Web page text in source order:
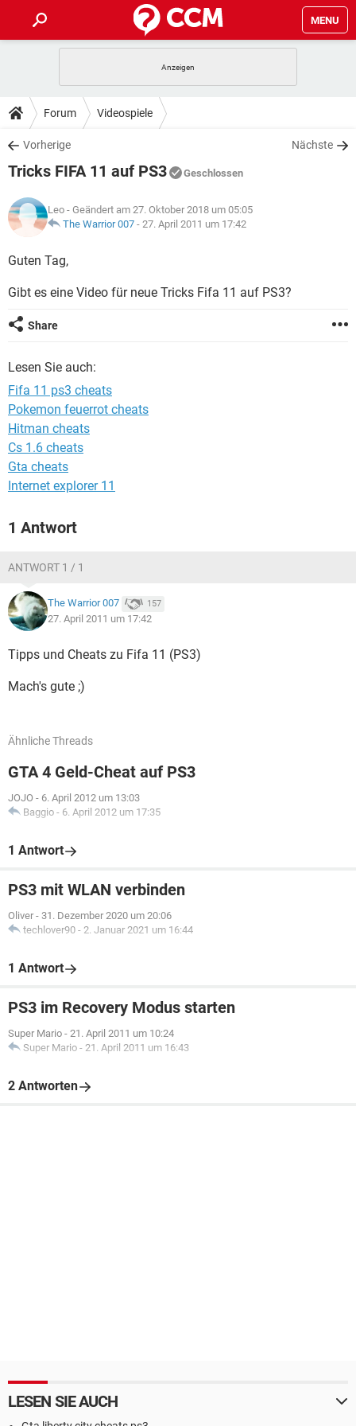
MENU
ANDROID
WINDOWS 10
WHATSAPP TIKTOK
FACEBOOK
TIPPS & TRICKS
SPIELE
WHATSAPP TIKTOK
DOWNLOADS
SPIELE STREAMING
ANDROID
WINDOWS 10 INSTAGRAM
WHATSAPP
SPIELE STREAMING
WINDOWS 10
WHATSAPP TIKTOK
FACEBOOK
LEXIKON
SPIELE
WHATSAPP
FACEBOOK
Forum Videospiele
Vorherige Nächste
Tricks FIFA 11 auf PS3 Geschlossen
Leo - Geändert am 27. Oktober 2018 um 05:05
The Warrior 007 - 27. April 2011 um 17:42
Guten Tag,
Gibt es eine Video für neue Tricks Fifa 11 auf PS3?
Share
Lesen Sie auch:
Fifa 11 ps3 cheats
Pokemon feuerrot cheats
Hitman cheats
Cs 1.6 cheats
Gta cheats
Internet explorer 11
1 Antwort
ANTWORT 1 / 1
The Warrior 007 157
27. April 2011 um 17:42
Tipps und Cheats zu Fifa 11 (PS3)
Mach's gute ;)
Ähnliche Threads
GTA 4 Geld-Cheat auf PS3
JOJO - 6. April 2012 um 13:03
Baggio - 6. April 2012 um 17:35
1 Antwort
PS3 mit WLAN verbinden
Oliver - 31. Dezember 2020 um 20:06
techlover90 - 2. Januar 2021 um 16:44
1 Antwort
PS3 im Recovery Modus starten
Super Mario - 21. April 2011 um 10:24
Super Mario - 21. April 2011 um 16:43
2 Antworten
LESEN SIE AUCH